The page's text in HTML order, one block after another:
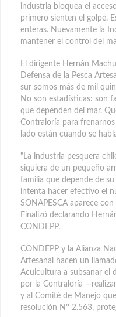
industria bloquea el
primero sienten el golpe.
enteras. Nuevamente la
mantener el control del
El dirigente Hernán
Defensa de la Pesca
sur somos más de mil
No son estadísticas: son
que dependen del mar.
Contraloría para
lado están cuando se
"La industria pesquera
siquiera de un pequeño
familia que depende de
intenta hacer efectivo el
SONAPESCA aparece
Finalizó declarando
CONDEPP.
CONDEPP y la Alianza
Artesanal hacen un
Acuicultura a subsanar el
por la Contraloría
y al Comité de Manejo
resolución N° 2.563,